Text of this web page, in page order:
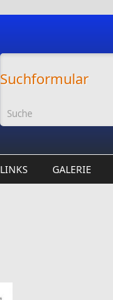
Suchformular
LINKS GALERIE